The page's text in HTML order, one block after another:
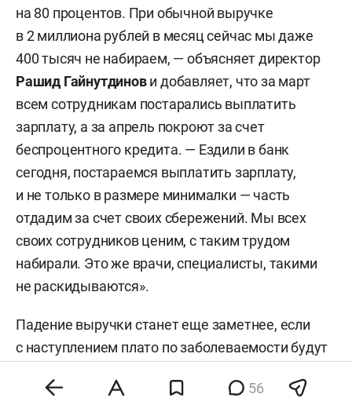
на 80 процентов. При обычной выручке
в 2 миллиона рублей в месяц сейчас мы даже
400 тысяч не набираем, — объясняет директор
Рашид Гайнутдинови добавляет, что за март
всем сотрудникам постарались выплатить
зарплату, а за апрель покроют за счет
беспроцентного кредита. — Ездили в банк
сегодня, постараемся выплатить зарплату,
и не только в размере минималки — часть
отдадим за счет своих сбережений. Мы всех
своих сотрудников ценим, с таким трудом
набирали. Это же врачи, специалисты, такими
не раскидываются».
Падение выручки станет еще заметнее, если
с наступлением плато по заболеваемости будут
граждан, считают в «Клинике Нуриевых».
56